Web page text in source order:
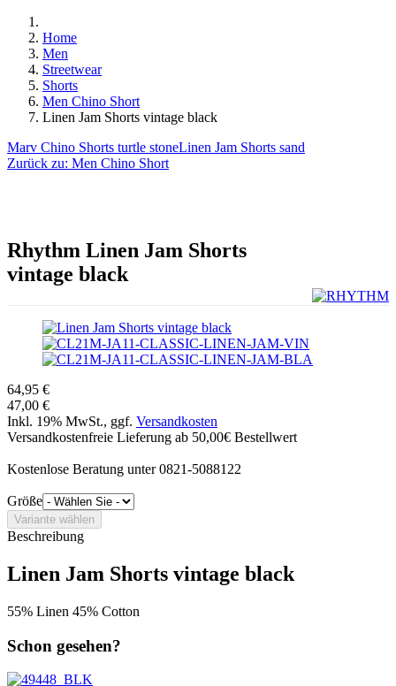
Home
Men
Streetwear
Shorts
Men Chino Short
Linen Jam Shorts vintage black
Marv Chino Shorts turtle stoneLinen Jam Shorts sand
Zurück zu: Men Chino Short
Rhythm Linen Jam Shorts
vintage black
64,95 €
47,00 €
Inkl. 19% MwSt., ggf. Versandkosten
Versandkostenfreie Lieferung ab 50,00€ Bestellwert
Kostenlose Beratung unter 0821-5088122
Größe
Beschreibung
Linen Jam Shorts vintage black
55% Linen 45% Cotton
Schon gesehen?